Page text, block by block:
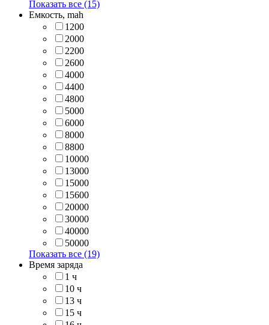
Показать все (15)
Емкость, mah
1200
2000
2200
2600
4000
4400
4800
5000
6000
8000
8800
10000
13000
15000
15600
20000
30000
40000
50000
Показать все (19)
Время заряда
1 ч
10 ч
13 ч
15 ч